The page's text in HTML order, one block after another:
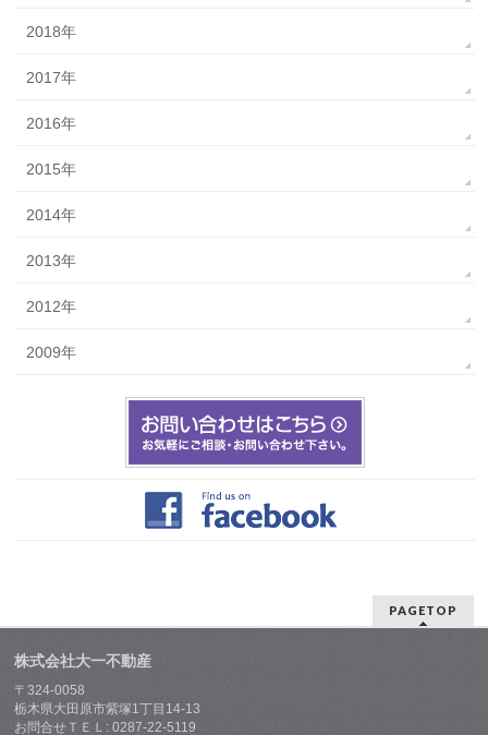
2018年
2017年
2016年
2015年
2014年
2013年
2012年
2009年
PAGETOP
株式会社大一不動産
〒324-0058
栃木県大田原市紫塚1丁目14-13
お問合せＴＥＬ: 0287-22-5119